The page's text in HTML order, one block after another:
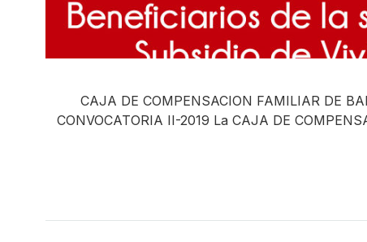
CAJA DE COMPENSACION FAMILIAR DE
CONVOCATORIA II-2019 La CAJA DE